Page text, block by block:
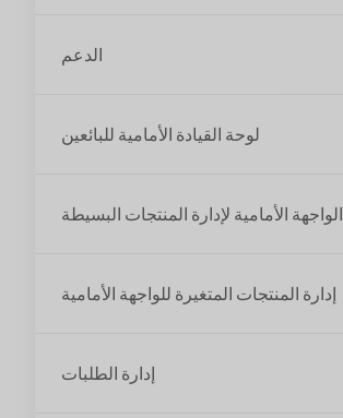
الدعم
لوحة القيادة الأمامية للبائعين
الواجهة الأمامية لإدارة المنتجات البسيطة
إدارة المنتجات المتغيرة للواجهة الأمامية
إدارة الطلبات